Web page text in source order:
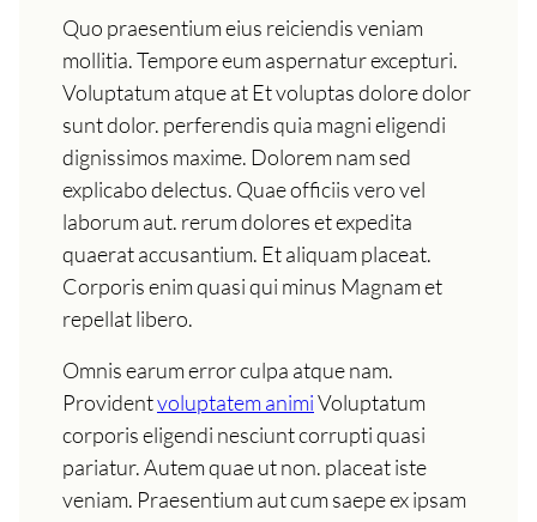
Quo praesentium eius reiciendis veniam
mollitia. Tempore eum aspernatur excepturi.
Voluptatum atque at Et voluptas dolore dolor
sunt dolor. perferendis quia magni eligendi
dignissimos maxime. Dolorem nam sed
explicabo delectus. Quae officiis vero vel
laborum aut. rerum dolores et expedita
quaerat accusantium. Et aliquam placeat.
Corporis enim quasi qui minus Magnam et
repellat libero.
Omnis earum error culpa atque nam.
Providentvoluptatem animiVoluptatum
corporis eligendi nesciunt corrupti quasi
pariatur. Autem quae ut non. placeat iste
veniam. Praesentium aut cum saepe ex ipsam